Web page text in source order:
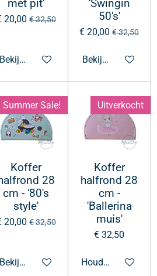
met pit'
20,00 € 32,50
Bekijk details
'Swingin
50's'
€ 20,00 € 32,50
Bekijk details
Summer Sale!
Koffer
28
cm - '80's
style'
20,00 € 32,50
Bekijk details
Uitverkocht
Koffer
halfrond 28
cm -
'Ballerina
muis'
€ 32,50
Houd mij op de